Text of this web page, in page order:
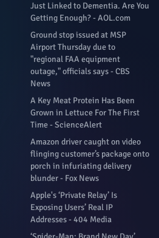
Just Linked to Dementia. Are You
Getting Enough? - AOL.com
Ground stop issued at MSP
Airport Thursday due to
"regional FAA equipment
outage," officials says - CBS
News
A Key Meat Protein Has Been
Grown in Lettuce For The First
Time - ScienceAlert
Amazon driver caught on video
flinging customer’s package onto
porch in infuriating delivery
blunder - Fox News
Apple's ‘Private Relay’ Is
Exposing Users’ Real IP
Addresses - 404 Media